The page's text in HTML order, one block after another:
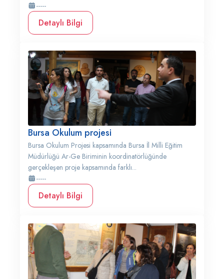
-----
Detaylı Bilgi
Bursa Okulum projesi
Bursa Okulum Projesi kapsamında Bursa İl Milli Eğitim
Müdürlüğü Ar-Ge Biriminin koordinatörlüğünde
gerçekleşen proje kapsamında farklı...
-----
Detaylı Bilgi